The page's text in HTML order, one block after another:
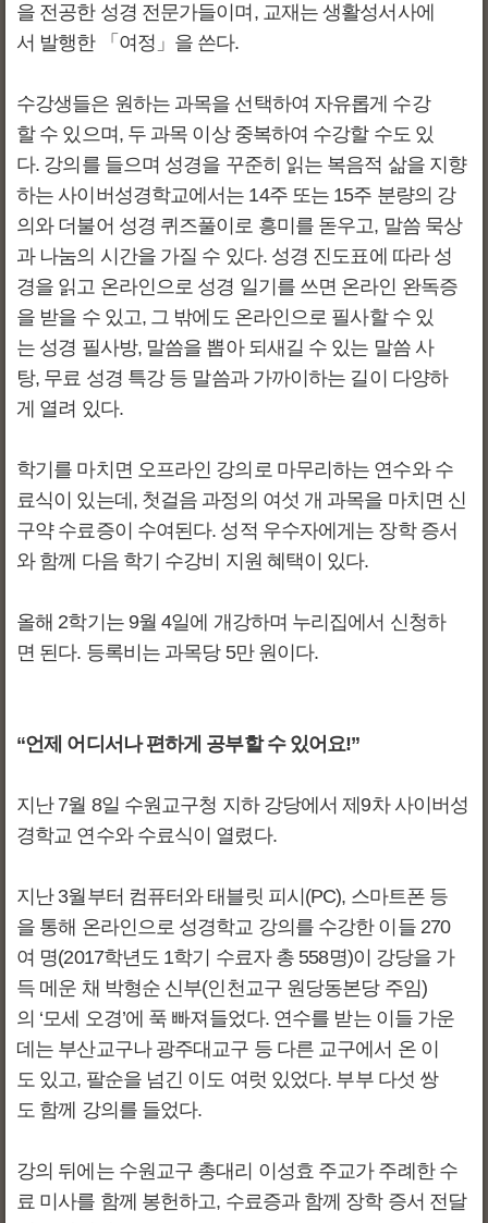
을 전공한 성경 전문가들이며, 교재는 생활성서사에
서 발행한 「여정」을 쓴다.
수강생들은 원하는 과목을 선택하여 자유롭게 수강
할 수 있으며, 두 과목 이상 중복하여 수강할 수도 있
다. 강의를 들으며 성경을 꾸준히 읽는 복음적 삶을 지향
하는 사이버성경학교에서는 14주 또는 15주 분량의 강
의와 더불어 성경 퀴즈풀이로 흥미를 돋우고, 말씀 묵상
과 나눔의 시간을 가질 수 있다. 성경 진도표에 따라 성
경을 읽고 온라인으로 성경 일기를 쓰면 온라인 완독증
을 받을 수 있고, 그 밖에도 온라인으로 필사할 수 있
는 성경 필사방, 말씀을 뽑아 되새길 수 있는 말씀 사
탕, 무료 성경 특강 등 말씀과 가까이하는 길이 다양하
게 열려 있다.
학기를 마치면 오프라인 강의로 마무리하는 연수와 수
료식이 있는데, 첫걸음 과정의 여섯 개 과목을 마치면 신
구약 수료증이 수여된다. 성적 우수자에게는 장학 증서
와 함께 다음 학기 수강비 지원 혜택이 있다.
올해 2학기는 9월 4일에 개강하며 누리집에서 신청하
면 된다. 등록비는 과목당 5만 원이다.
“언제 어디서나 편하게 공부할 수 있어요!”
지난 7월 8일 수원교구청 지하 강당에서 제9차 사이버성
경학교 연수와 수료식이 열렸다.
지난 3월부터 컴퓨터와 태블릿 피시(PC), 스마트폰 등
을 통해 온라인으로 성경학교 강의를 수강한 이들 270
여 명(2017학년도 1학기 수료자 총 558명)이 강당을 가
득 메운 채 박형순 신부(인천교구 원당동본당 주임)
의 ‘모세 오경’에 푹 빠져들었다. 연수를 받는 이들 가운
데는 부산교구나 광주대교구 등 다른 교구에서 온 이
도 있고, 팔순을 넘긴 이도 여럿 있었다. 부부 다섯 쌍
도 함께 강의를 들었다.
강의 뒤에는 수원교구 총대리 이성효 주교가 주례한 수
료 미사를 함께 봉헌하고, 수료증과 함께 장학 증서 전달